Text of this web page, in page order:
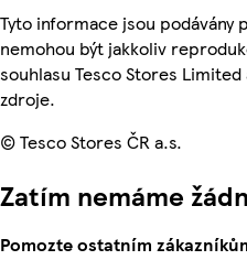
Tyto informace jsou podávány
nemohou být jakkoliv
souhlasu Tesco Stores
zdroje.
© Tesco Stores ČR a.s.
Zatím nemáme
Pomozte ostatním